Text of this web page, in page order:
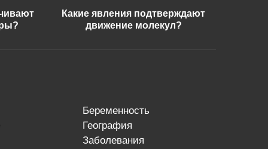
Какие явления подтверждают
движение молекул?
беременность
география
заболевания